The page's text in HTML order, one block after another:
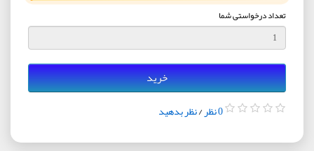
تعداد درخواستی شما
خرید
0 نظر /نظر بدهید